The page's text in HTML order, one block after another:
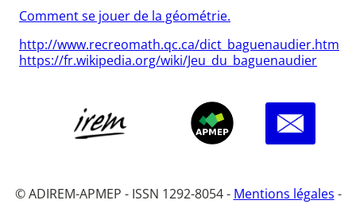
Comment se jouer de la géométrie.
http://www.recreomath.qc.ca/dict_baguenaudier.htm
https://fr.wikipedia.org/wiki/Jeu_du_baguenaudier
© ADIREM-APMEP - ISSN 1292-8054 - Mentions légales -